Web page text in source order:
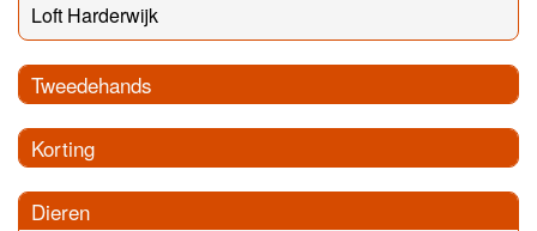
Loft Harderwijk
Tweedehands
Korting
Dieren